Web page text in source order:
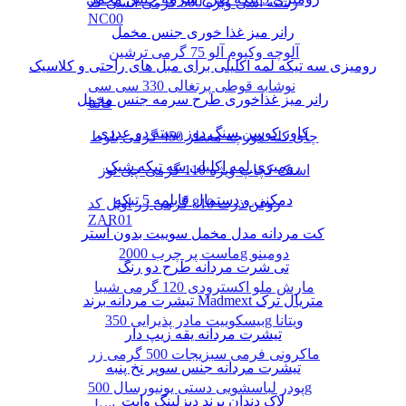
NC00
آلوچه وکیوم آلو 75 گرمی ترشین
نوشابه قوطی پرتغالی 330 سی سی
فانتا
چای کله مورچه معطر 450 گرمی بلوط
اسنک کچاپ ویژه 110 گرمی چی توز
روغن ذرت 810 گرمی زر اویل کد
ZAR01
ماست پر چرب 2000g دومینو
مارش ملو اکسترودی 120 گرمی شیبا
بیسکوییت مادر پذیرایی 350g ویتانا
ماکرونی فرمی سبزیجات 500 گرمی زر
پودر لباسشویی دستی یونیورسال 500g
رانر میز غذا خوری جنس مخمل
رومیزی سه تیکه لمه اکلیلی برای مبل های راحتی و کلاسیک
رانر میز غذاخوری طرح سرمه جنس مخمل
کاور کوسن سنگ دوز بسته دو عددی
رومیزی لمه اکلیلی سه تیکه شیک
دمکنی و دستمال قابلمه 5 تیکه
کت مردانه مدل مخمل سوییت بدون آستر
تی شرت مردانه طرح دو رنگ
تیشرت مردانه برند Madmext متریال ترک
تیشرت مردانه یقه زیپ دار
تیشرت مردانه جنس سوپر نخ پنبه
لاک دندان برند دیزلینگ وایت